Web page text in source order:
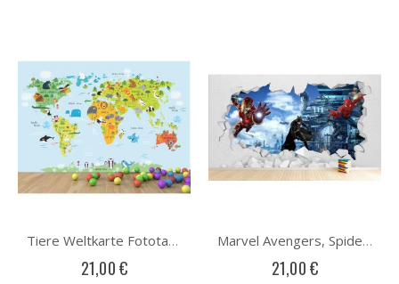
Tiere Weltkarte Fototapete
21,00 €
Marvel Avengers, Spider-Man und Batman Fototapete
21,00 €